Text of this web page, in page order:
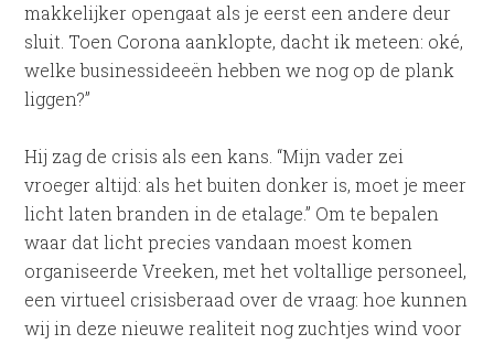
makkelijker opengaat als je eerst een andere deur
sluit. Toen Corona aanklopte, dacht ik meteen: oké,
welke businessideeën hebben we nog op de plank
liggen?”
Hij zag de crisis als een kans. “Mijn vader zei
vroeger altijd: als het buiten donker is, moet je meer
licht laten branden in de etalage.” Om te bepalen
waar dat licht precies vandaan moest komen
organiseerde Vreeken, met het voltallige personeel,
een virtueel crisisberaad over de vraag: hoe kunnen
wij in deze nieuwe realiteit nog zuchtjes wind voor